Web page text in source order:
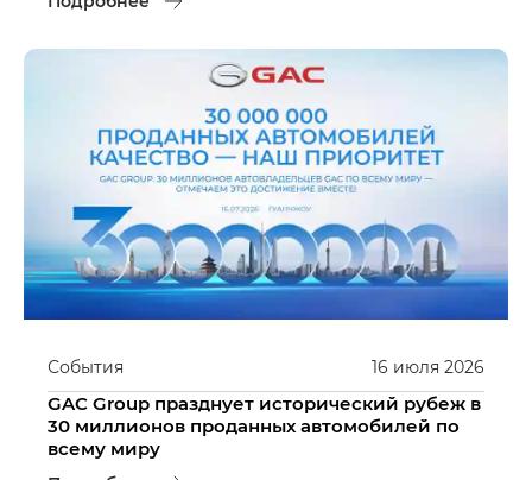
16 июля 2026
События
GAC Group празднует исторический рубеж в
30 миллионов проданных автомобилей по
всему миру